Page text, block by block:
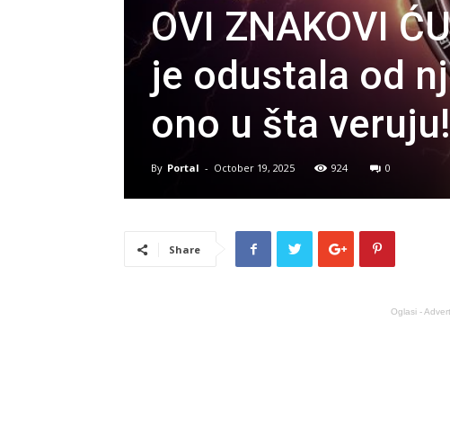
OVI ZNAKOVI
je odustala od
ono u šta veruju!
By Portal - October 19, 2025 924 0
Share
Oglasi -